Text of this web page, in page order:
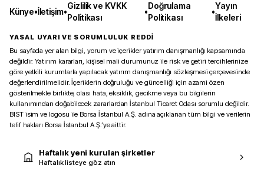
Künye•İletişim•
Gizlilik ve KVKK
Politikası
•
Doğrulama
Politikası
•
Yayın
İlkeleri
YASAL UYARI VE SORUMLULUK REDDİ
Bu sayfada yer alan bilgi, yorum ve içerikler yatırım danışmanlığı kapsamında
değildir. Yatırım kararları, kişisel mali durumunuz ile risk ve getiri tercihlerinize
göre yetkili kurumlarla yapılacak yatırım danışmanlığı sözleşmesi çerçevesinde
değerlendirilmelidir. İçeriklerin doğruluğu ve güncelliği için azami özen
gösterilmekle birlikte, olası hata, eksiklik, gecikme veya bu bilgilerin
kullanımından doğabilecek zararlardan İstanbul Ticaret Odası sorumlu değildir.
BIST isim ve logosu ile Borsa İstanbul A.Ş. adına açıklanan tüm bilgi ve verilerin
telif hakları Borsa İstanbul A.Ş.’ye aittir.
Haftalık yeni kurulan şirketler
Haftalık listeye göz atın